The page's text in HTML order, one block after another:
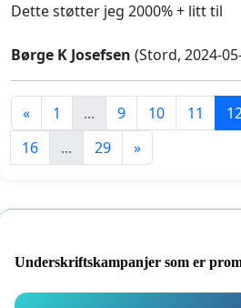
Dette støtter jeg 2000% + litt til
Børge K Josefsen (Stord, 2024-
« 1 ... 9 10 11
16
... 29 »
Underskriftskampanjer som er